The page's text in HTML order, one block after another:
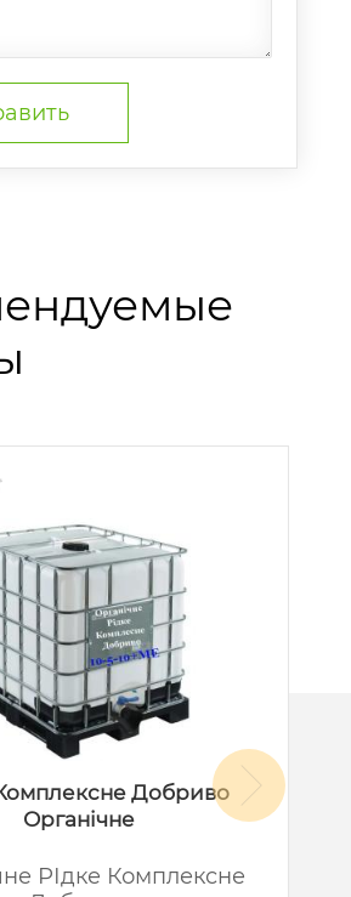
Добриво
Органічне
РІдке Комплексне